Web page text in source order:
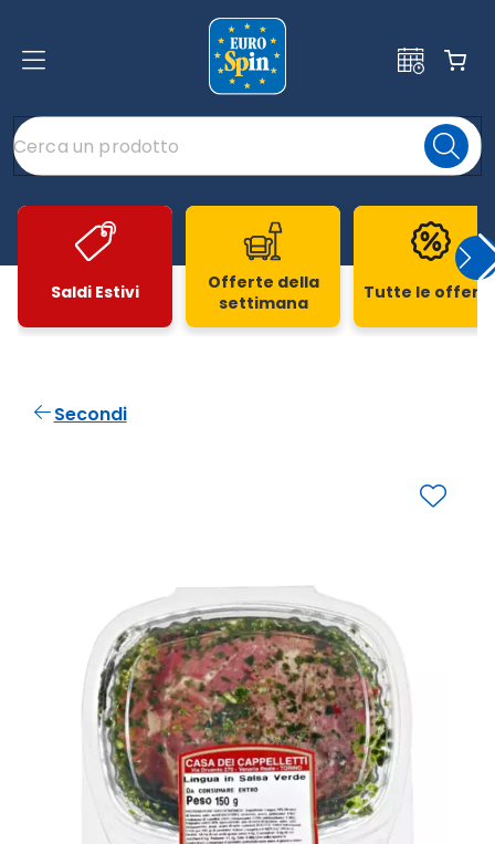
Saldi Estivi
Offerte della
settimana
Tutte le
Secondi